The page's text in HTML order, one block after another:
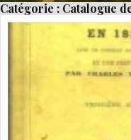
Catégorie : Catalogue